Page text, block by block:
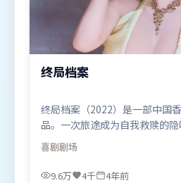
终局档案
终局档案（2022）是一部中国
品。一次旅途成为自我救赎的
转折彼此呼应。视听风格统一而
画面情绪贴合。由丹尼斯·维伦
弗洛伦丝·皮尤、阿米尔·汗，
喜剧剧场
9.6万 4千 4年前